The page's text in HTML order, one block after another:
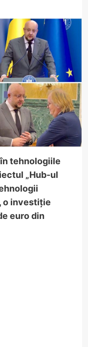
tehnologiile
„Hub-ul
o investiție
euro din